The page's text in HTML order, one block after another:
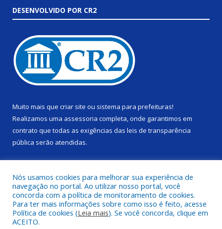
DESENVOLVIDO POR CR2
Muito mais que criar site ou sistema para prefeituras!
Realizamos uma assessoria completa, onde garantimos em
contrato que todas as exigências das leis de transparência
pública serão atendidas.
Todos os direitos reservados a Câmara Municipal de Alenquer.
Nós usamos cookies para melhorar sua experiência de
navegação no portal. Ao utilizar nosso portal, você
concorda com a política de monitoramento de cookies.
Para ter mais informações sobre como isso é feito, acesse
Política de cookies (Leia mais). Se você concorda, clique em
ACEITO.